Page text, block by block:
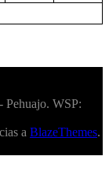
Pehuajo. WSP:
a BlazeThemes.